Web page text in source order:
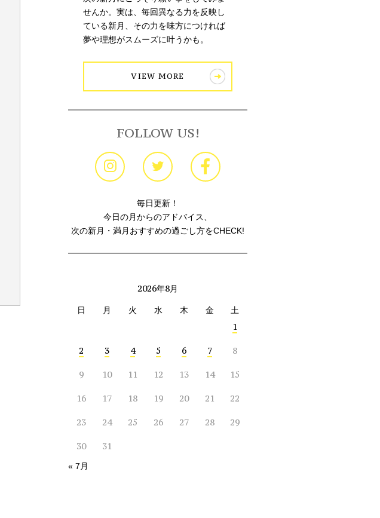
せんか。実は、毎回異なる力を反映し
ている新月、その力を味方につければ
夢や理想がスムーズに叶うかも。
VIEW MORE
FOLLOW US!
毎日更新！
今日の月からのアドバイス、
次の新月・満月おすすめの過ごし方をCHECK!
2026年8月
日 月 火 水 木 金 土
1
2 3 4 5 6 7 8
9 10 11 12 13 14 15
16 17 18 19 20 21 22
23 24 25 26 27 28 29
30 31
« 7月